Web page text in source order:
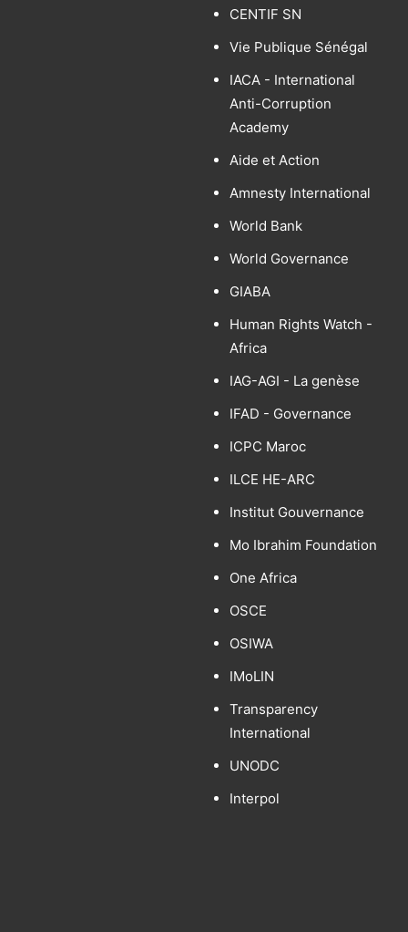
CENTIF SN
Vie Publique Sénégal
IACA - International
Anti-Corruption
Academy
Aide et Action
Amnesty International
World Bank
World Governance
GIABA
Human Rights Watch -
Africa
IAG-AGI - La genèse
IFAD - Governance
ICPC Maroc
ILCE HE-ARC
Institut Gouvernance
Mo Ibrahim Foundation
One Africa
OSCE
OSIWA
IMoLIN
Transparency
International
UNODC
Interpol